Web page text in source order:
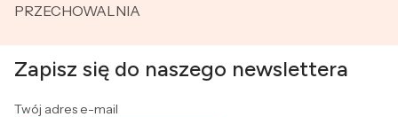
PRZECHOWALNIA
Zapisz się do naszego newslettera
Twój adres e-mail